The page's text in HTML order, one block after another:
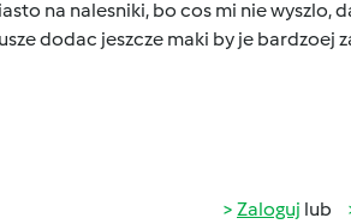
na nalesniki, bo cos mi nie wyszlo,
dodac jeszcze maki by je bardzoej
Zaloguj lub